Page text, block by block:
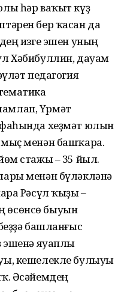
һәр ваҡыт күҙ
бер ҡасан да
изге эшен уның
Хәбибуллин, дауам
педагогия
Үрмәт
хеҙмәт юлын
менән башҡара.
стажы – 35 йыл.
менән бүләкләнә
Рәсүл ҡыҙы –
өсөнсө быуын
башлан­ғыс
эшенә яуаплы
кешелекле булыуы
Әсәйемдең